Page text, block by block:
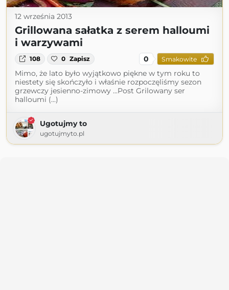
12 września 2013
Grillowana sałatka z serem halloumi
i warzywami
108 0 Zapisz 0 Smakowite
Mimo, że lato było wyjątkowo piękne w tym roku to
niestety się skończyło i właśnie rozpoczęliśmy sezon
grzewczy jesienno-zimowy ...Post Grilowany ser
halloumi (...)
Ugotujmy to
ugotujmyto.pl